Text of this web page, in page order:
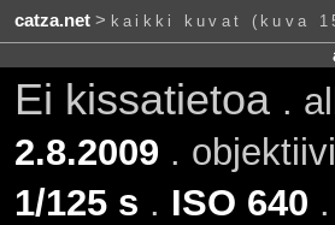
catza.net> kaikki kuvat (kuva
Ei kissatietoa .
2.8.2009 . objektiivi
1/125 s . ISO 640 .